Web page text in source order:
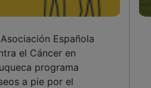
el Cáncer en
a pie por el